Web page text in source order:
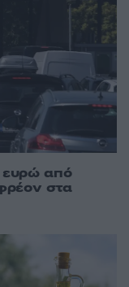
από
στα